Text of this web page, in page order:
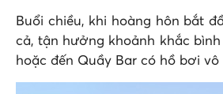
Buổi chiều, khi hoàng hôn bắt
cả, tận hưởng khoảnh khắc
hoặc đến Quầy Bar có hồ bơi